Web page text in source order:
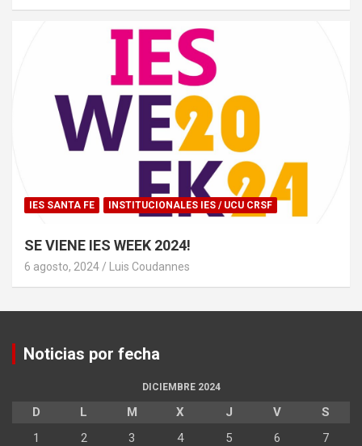
IES SANTA FE INSTITUCIONALES IES / UCU CRSF
SE VIENE IES WEEK 2024!
6 agosto, 2024 Luis Coudannes
Noticias por fecha
DICIEMBRE 2024
D L M X J V S
1 2 3 4 5 6
7